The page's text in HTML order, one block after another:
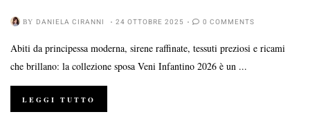
BY DANIELA CIRANNI 24 OTTOBRE 2025 0 COMMENTS
Abiti da principessa moderna, sirene raffinate, tessuti preziosi e ricami
che brillano: la collezione sposa Veni Infantino 2026 è un ...
LEGGI TUTTO